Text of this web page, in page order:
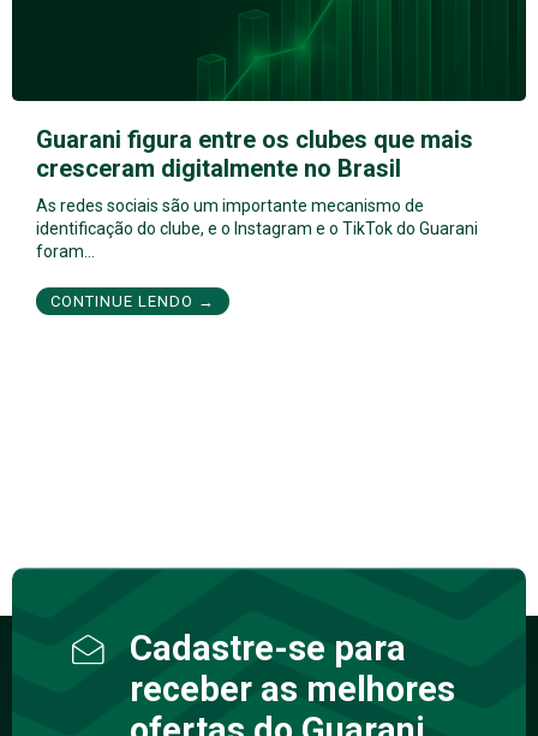
Guarani figura entre os clubes que mais
cresceram digitalmente no Brasil
As redes sociais são um importante mecanismo de
identificação do clube, e o Instagram e o TikTok do Guarani
foram…
CONTINUE LENDO →
Cadastre-se para
receber as melhores